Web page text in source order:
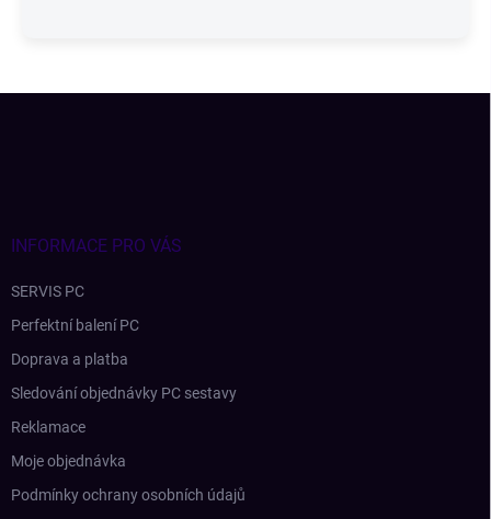
INFORMACE PRO VÁS
SERVIS PC
Perfektní balení PC
Doprava a platba
Sledování objednávky PC sestavy
Reklamace
Moje objednávka
Podmínky ochrany osobních údajů